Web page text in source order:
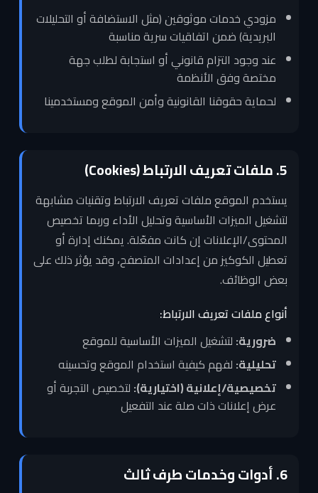
مزودي خدمات موثوقين (مثل الاستضافة أو التحليلات
البريدية) ضمن اتفاقيات سرية مناسبة
عند وجود التزام قانوني أو استجابة لطلب جهة
مختصة وفق الأنظمة
لحماية حقوقنا القانونية وأمن الموقع ومستخدمينا
5. ملفات تعريف الارتباط (Cookies)
يستخدم الموقع ملفات تعريف الارتباط وتقنيات مشابهة
لتشغيل الميزات الأساسية وتحليل الأداء وربما تخصيص
المحتوى/الإعلانات إن كانت مفعّلة. يمكنك إدارة أو
تعطيل الكوكيز من إعدادات المتصفح، وقد يؤثر ذلك على
بعض الوظائف.
أنواع ملفات تعريف الارتباط:
ضرورية: لتشغيل الميزات الأساسية للموقع
تحليلية: لفهم كيفية استخدام الموقع وتحسينه
تخصيصية/إعلانية (اختيارية): لتخصيص التجربة أو
عرض إعلانات ذات صلة عند التفعيل
6. أدوات وخدمات طرف ثالث